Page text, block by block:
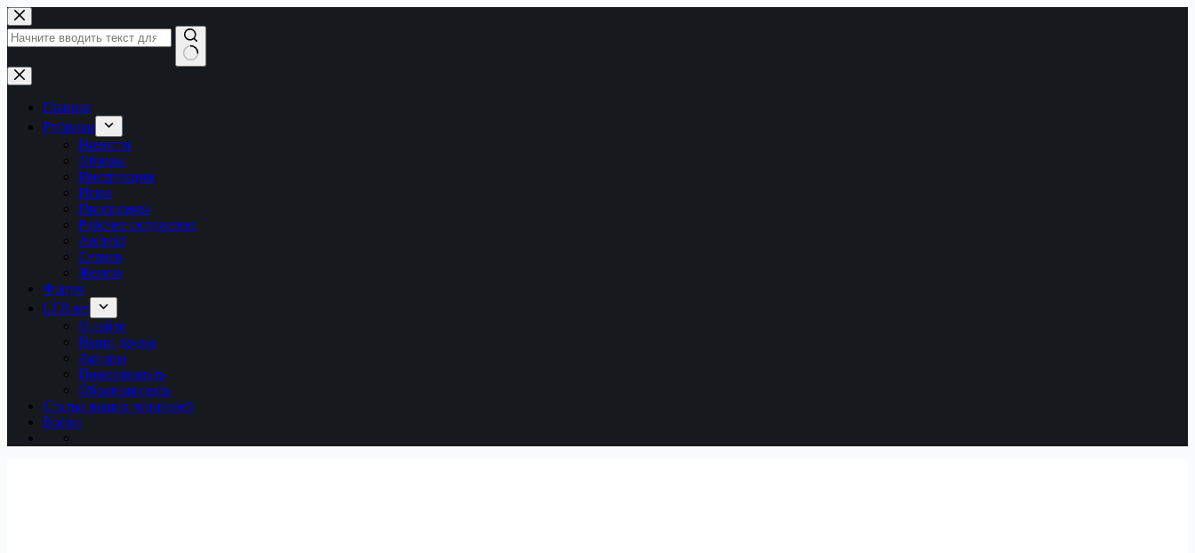
Перейти
к
сути
Ничего
не
найденоГлавная
Рубрики
Новости
Обзоры
Инструкции
Игры
Программы
Рабочее окружение
Android
Сервер
Железо
Форум
LTB.net
О сайте
Наши друзья
Авторы
Пожертвовать
Обратная связь
Статьи наших читателей
Войти